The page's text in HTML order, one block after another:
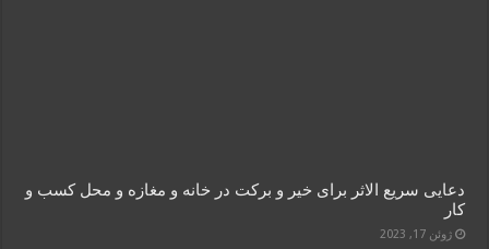
دعایی سریع الاثر برای خیر و برکت در خانه و مغازه و محل کسب و
کار
ژوئن 17, 2023